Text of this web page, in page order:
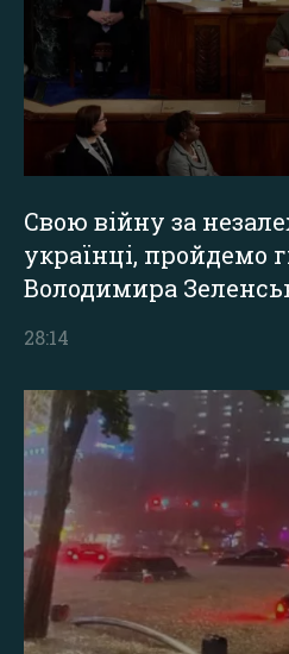
Свою війну за
українці, пройдемо
Володимира
28:14